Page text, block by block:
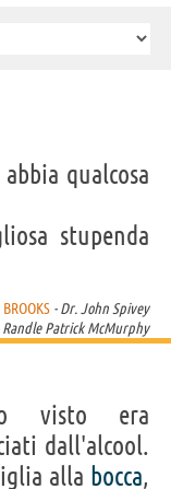
abbia qualcosa
stupenda
- Dr. John Spivey
Randle Patrick McMurphy
visto era
dall'alcool.
alla bocca,